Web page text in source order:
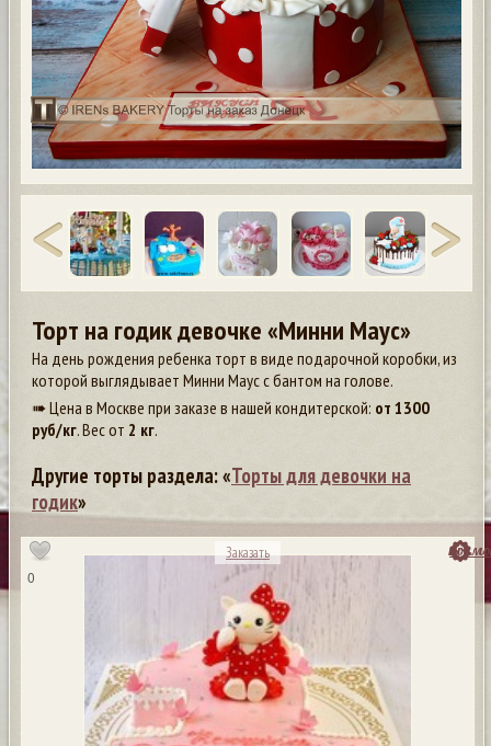
Торт на годик девочке «Минни Маус»
На день рождения ребенка торт в виде подарочной коробки, из
которой выглядывает Минни Маус с бантом на голове.
➠ Цена в Москве при заказе в нашей кондитерской: от 1300
руб/кг. Вес от 2 кг.
Другие торты раздела: «Торты для девочки на
годик»
0
Заказать